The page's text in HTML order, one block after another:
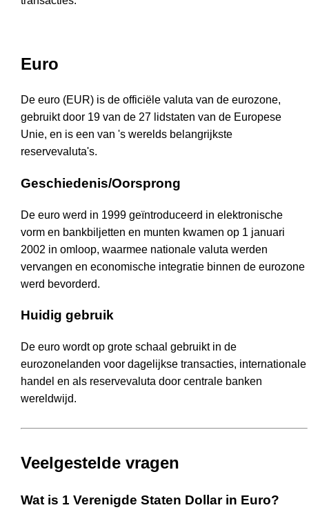
Euro
De euro (EUR) is de officiële valuta van de eurozone,
gebruikt door 19 van de 27 lidstaten van de Europese
Unie, en is een van 's werelds belangrijkste
reservevaluta's.
Geschiedenis/Oorsprong
De euro werd in 1999 geïntroduceerd in elektronische
vorm en bankbiljetten en munten kwamen op 1 januari
2002 in omloop, waarmee nationale valuta werden
vervangen en economische integratie binnen de eurozone
werd bevorderd.
Huidig gebruik
De euro wordt op grote schaal gebruikt in de
eurozonelanden voor dagelijkse transacties, internationale
handel en als reservevaluta door centrale banken
wereldwijd.
Veelgestelde vragen
Wat is 1 Verenigde Staten Dollar in Euro?